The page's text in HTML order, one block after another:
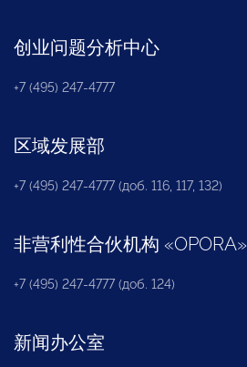
创业问题分析中心
+7 (495) 247-4777
区域发展部
+7 (495) 247-4777 (доб. 116, 117, 132)
非营利性合伙机构 «OPORA»
+7 (495) 247-4777 (доб. 124)
新闻办公室